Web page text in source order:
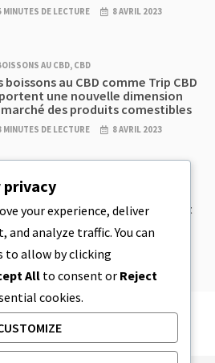
MINUTES DE LECTURE 8 AVRIL 2023
AU CBD, CBD
boissons au CBD comme Trip CBD
une nouvelle dimension
des produits comestibles
MINUTES DE LECTURE 8 AVRIL 2023
CBD EDIBLES
à biscuits au CBD et produits
au CBD incroyablement
à préparer à la maison
5 MINUTES DE LECTURE
privacy
your experience, deliver
analyze traffic. You can
to allow by clicking
All to consent or Reject
cookies.